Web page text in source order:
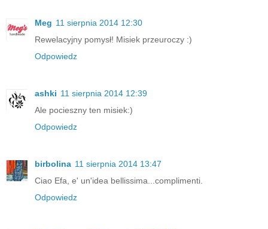
Meg 11 sierpnia 2014 12:30
Rewelacyjny pomysł! Misiek przeuroczy :)
Odpowiedz
ashki 11 sierpnia 2014 12:39
Ale pocieszny ten misiek:)
Odpowiedz
birbolina 11 sierpnia 2014 13:47
Ciao Efa, e' un'idea bellissima...complimenti.
Odpowiedz